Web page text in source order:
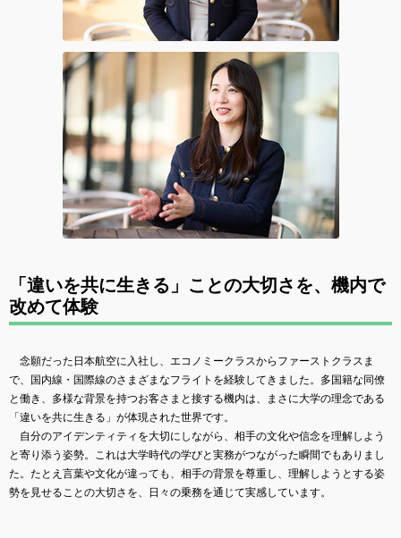
「違いを共に生きる」ことの大切さを、機内で
改めて体験
念願だった日本航空に入社し、エコノミークラスからファーストクラスま
で、国内線・国際線のさまざまなフライトを経験してきました。多国籍な同僚
と働き、多様な背景を持つお客さまと接する機内は、まさに大学の理念である
「違いを共に生きる」が体現された世界です。
自分のアイデンティティを大切にしながら、相手の文化や信念を理解しよう
と寄り添う姿勢。これは大学時代の学びと実務がつながった瞬間でもありまし
た。たとえ言葉や文化が違っても、相手の背景を尊重し、理解しようとする姿
勢を見せることの大切さを、日々の乗務を通じて実感しています。